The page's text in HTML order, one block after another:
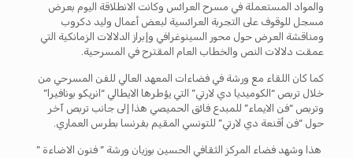
والمواد المستعملة في مسرح العرائس وكانت الانطلاقة اليوم بعرض
مسجل للوقوف على التجربة العرائسية لبعض أعمال وليد دكروب
ومناقشة العرض حول محور السينوغرافي وإبراز الدلالات الزمانكية التي
عمقت دلالات النص والخطاب العام المقترح في المسرحية.
كما كان اللقاء مع ورشة في فضاءات المعهد العالي للفن المسرحي من
خلال تربص “الكوميديا دي لارتي” التي يؤطرها الايطالي “انريكو بونافيرا”
وتربص “فن الايماء” للمبدع فائق الحميصي هذا إلى جانب تربص آخر
حول “فن أقنعة دي لارتي” للتونسي المقيم بفرنسا بطرس العماري.
هذا وشهد فضاء المركز الثقافي الحسين بوزيان ورشة ” فنون الاضاءة ”